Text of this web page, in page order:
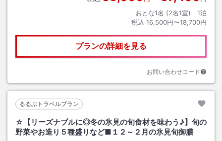
おとな1名 (2名1室)｜ 1泊
税込 16,500円〜18,700円
プランの詳細を見る
お問い合わせコード
るるぶトラベルプラン
☆【リーズナブルに◎冬の氷見の旬食材を味わう♪】旬の
野菜やお造り５種盛りなど■１２～２月の氷見旬御膳